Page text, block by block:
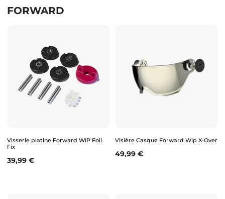
FORWARD
Visserie platine Forward WIP Foil
Fix
Prix
39,99 €
Visière Casque Forward Wip X-Over
Prix
49,99 €